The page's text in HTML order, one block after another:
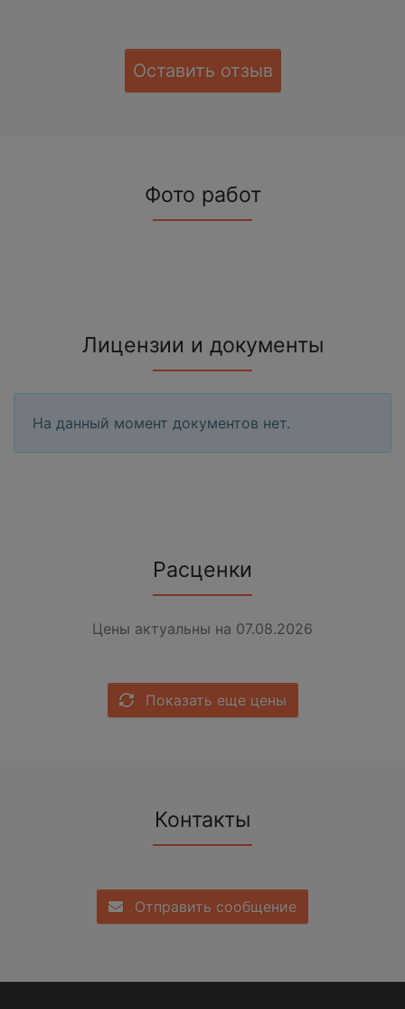
Оставить отзыв
Фото работ
Лицензии и документы
На данный момент документов нет.
Расценки
Цены актуальны на 07.08.2026
Показать еще цены
Контакты
Отправить сообщение